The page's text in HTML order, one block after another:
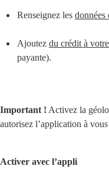
Renseignez les données
Ajoutez du crédit à
payante).
Important ! Activez la
autorisez l’application à
Activer avec l’appli